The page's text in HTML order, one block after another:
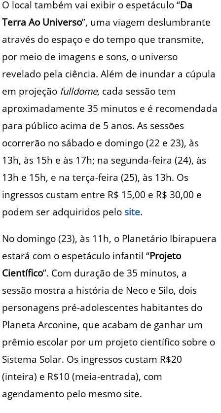
O local também vai exibir o espetáculo “Da
Terra Ao Universo”, uma viagem deslumbrante
através do espaço e do tempo que transmite,
por meio de imagens e sons, o universo
revelado pela ciência. Além de inundar a cúpula
em projeção fulldome, cada sessão tem
aproximadamente 35 minutos e é recomendada
para público acima de 5 anos. As sessões
ocorrerão no sábado e domingo (22 e 23), às
13h, às 15h e às 17h; na segunda-feira (24), às
13h e 15h, e na terça-feira (25), às 13h. Os
ingressos custam entre R$ 15,00 e R$ 30,00 e
podem ser adquiridos pelo site.
No domingo (23), às 11h, o Planetário Ibirapuera
estará com o espetáculo infantil “Projeto
Científico”. Com duração de 35 minutos, a
sessão mostra a história de Neco e Silo, dois
personagens pré-adolescentes habitantes do
Planeta Arconine, que acabam de ganhar um
prêmio escolar por um projeto científico sobre o
Sistema Solar. Os ingressos custam R$20
(inteira) e R$10 (meia-entrada), com
agendamento pelo mesmo site.